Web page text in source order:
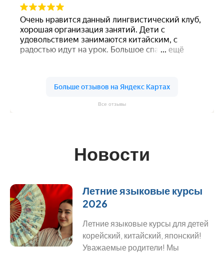
Все отзывы
Новости
Летние языковые курсы
2026
Летние языковые курсы для детей
корейский, китайский, японский!
Уважаемые родители! Мы